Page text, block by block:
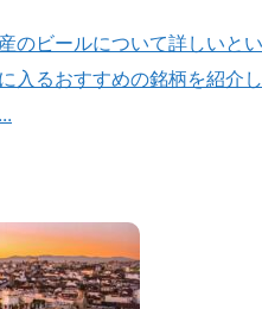
のビールについて詳しいと
入るおすすめの銘柄を紹介